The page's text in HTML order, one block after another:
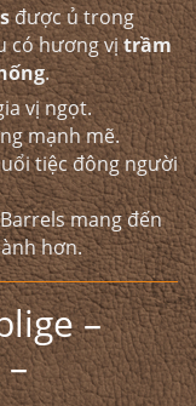
được ủ trong
có hương vịtrầm
.
vị ngọt.
mạnh mẽ.
tiệc đông người
mang đến
hơn.
–